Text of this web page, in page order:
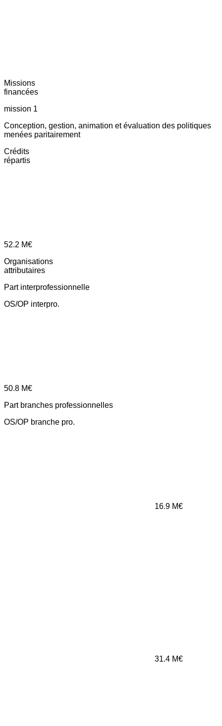
Missions
financées
mission 1
Conception, gestion, animation et évaluation des politiques
menées paritairement
Crédits
répartis
52.2 M€
Organisations
attributaires
Part interprofessionnelle
OS/OP interpro.
50.8 M€
Part branches professionnelles
OS/OP branche pro.
16.9 M€
31.4 M€